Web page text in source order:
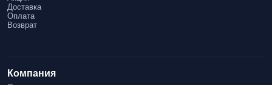
Срок службы
учитывая условия эксплуатации.
покраски.
Доставка
Оплата
Возврат
Компания